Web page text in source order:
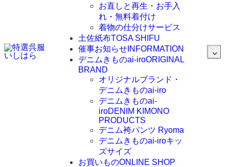
お直しと再生・お手入
れ・無料着付け
着物の仕分けサービス
土佐紙布TOSA SHIFU
催事お知らせINFORMATION
デニムきものai-iroORIGINAL
BRAND
オリジナルブランド・
デニムきものai-iro
デニムきものai-
iroDENIM KIMONO
PRODUCTS
デニム袴パンツ Ryoma
デニムきものai-iroキッ
ズサイズ
お買いものONLINE SHOP